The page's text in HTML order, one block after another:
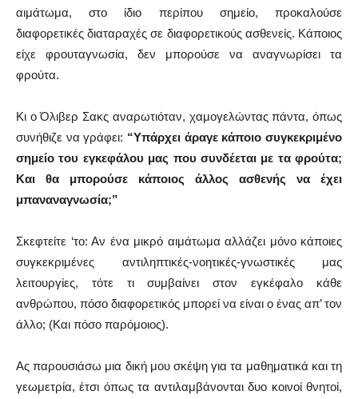
αιμάτωμα, στο ίδιο περίπου σημείο, προκαλούσε
διαφορετικές διαταραχές σε διαφορετικούς ασθενείς. Κάποιος
είχε φρουταγνωσία, δεν μπορούσε να αναγνωρίσει τα
φρούτα.
Κι ο Όλιβερ Σακς αναρωτιόταν, χαμογελώντας πάντα, όπως
συνήθιζε να γράφει: “Υπάρχει άραγε κάποιο συγκεκριμένο
σημείο του εγκεφάλου μας που συνδέεται με τα φρούτα;
Και θα μπορούσε κάποιος άλλος ασθενής να έχει
μπαναναγνωσία;”
Σκεφτείτε ‘το: Αν ένα μικρό αιμάτωμα αλλάζει μόνο κάποιες
συγκεκριμένες αντιληπτικές-νοητικές-γνωστικές μας
λειτουργίες, τότε τι συμβαίνει στον εγκέφαλο κάθε
ανθρώπου, πόσο διαφορετικός μπορεί να είναι ο ένας απ’ τον
άλλο; (Και πόσο παρόμοιος).
Ας παρουσιάσω μια δική μου σκέψη για τα μαθηματικά και τη
γεωμετρία, έτσι όπως τα αντιλαμβάνονται δυο κοινοί θνητοί,